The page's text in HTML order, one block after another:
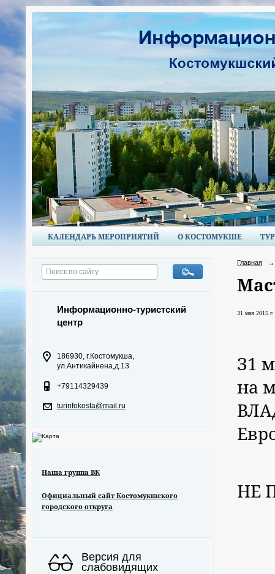
КАЛЕНДАРЬ МЕРОПРИЯТИЙ О КОСТОМУКШЕ
Информационно-туристский
центр
186930, г.Костомукша,
ул.Антикайнена,д.13
+79114329439
turinfokosta@mail.ru
Наша группа ВК
Официальный сайт Костомукшского
городского откруга
Версия для
слабовидящих
Главная →
31 мая 2015 г.
З1
на
НЕ